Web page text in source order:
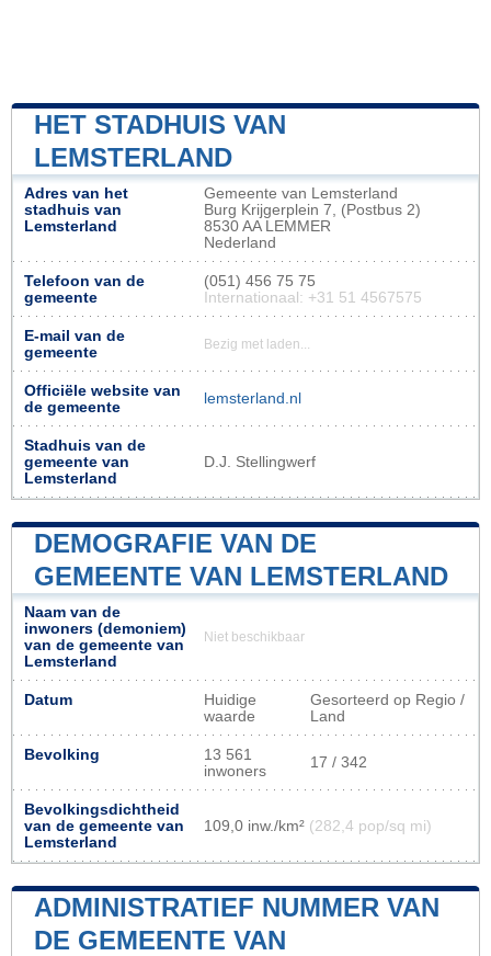
HET STADHUIS VAN
LEMSTERLAND
Adres van het
stadhuis van
Lemsterland
Gemeente van Lemsterland
Burg Krijgerplein 7, (Postbus 2)
8530 AA LEMMER
Nederland
Telefoon van de
gemeente
(051) 456 75 75
Internationaal: +31 51 4567575
E-mail van de
gemeente
Bezig met laden...
Officiële website van
de gemeente
lemsterland.nl
Stadhuis van de
gemeente van
Lemsterland
D.J. Stellingwerf
DEMOGRAFIE VAN DE
GEMEENTE VAN LEMSTERLAND
Naam van de
inwoners (demoniem)
van de gemeente van
Lemsterland
Niet beschikbaar
Datum
Huidige
waarde
Gesorteerd op Regio /
Land
Bevolking
13 561
inwoners
17 / 342
Bevolkingsdichtheid
van de gemeente van
Lemsterland
109,0 inw./km² (282,4 pop/sq mi)
ADMINISTRATIEF NUMMER VAN
DE GEMEENTE VAN